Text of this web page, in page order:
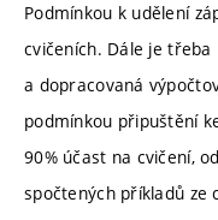
Podmínkou k udělení
cvičeních. Dále je
a dopracovaná
podmínkou připuštění
90% účast na cvičení,
spočtených příkladů ze